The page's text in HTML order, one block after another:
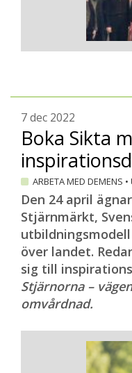
7 dec 2022
Boka Sikta
ARBETA MED DEMENS •
Den 24 april
Stjärnmärkt,
över landet.
sig till
Stjärnorna –
omvårdnad.